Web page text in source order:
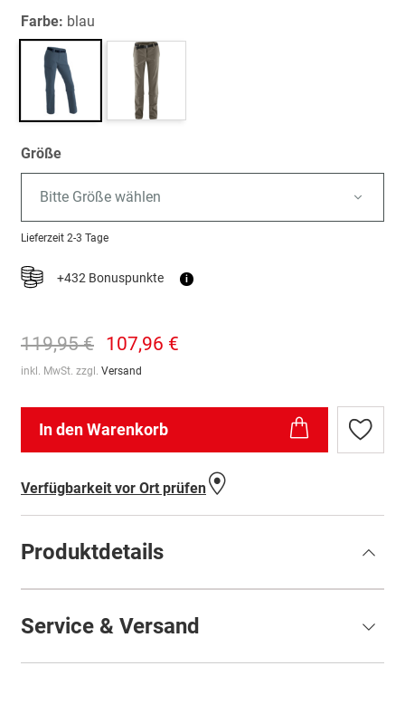
Farbe: blau
Größe
Bitte Größe wählen
Lieferzeit 2-3 Tage
+432 Bonuspunkte i
119,95 € 107,96 €
inkl. MwSt. zzgl. Versand
In den Warenkorb
Zur
Verfügbarkeit vor Ort prüfen
Produktdetails
Service & Versand